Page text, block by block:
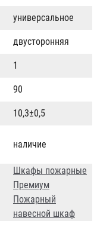
универсальное
двусторонняя
1
90
10,3±0,5
наличие
Шкафы пожарные
Премиум
Пожарный
навесной шкаф